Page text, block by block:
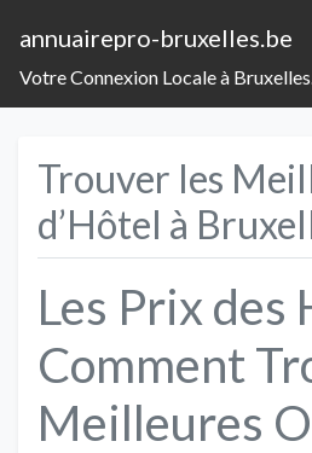
annuairepro-bruxelles.be
Votre Connexion Locale à
Trouver les
d’Hôtel à
Les Prix des
Comment
Meilleures